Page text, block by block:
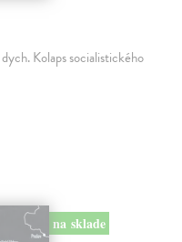
Kolaps socialistického
na sklade